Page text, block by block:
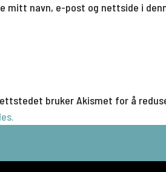
mitt navn, e-post og nettside i
bruker Akismet for å